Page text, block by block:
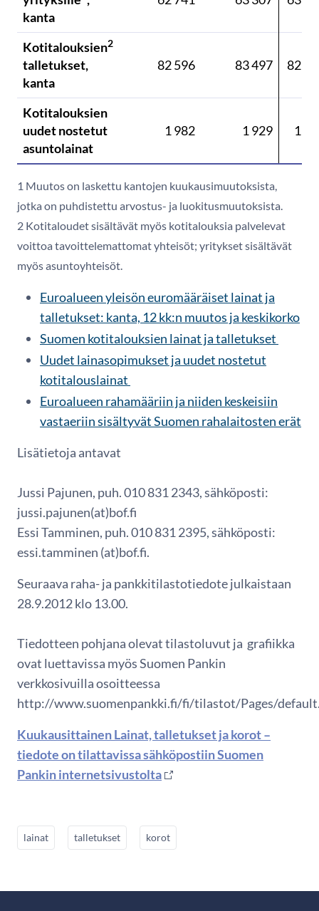
kanta
Kotitalouksien2
talletukset,
kanta
82 596 83 497 82
Kotitalouksien
uudet nostetut
asuntolainat
1 982 1 929 1
1 Muutos on laskettu kantojen kuukausimuutoksista,
jotka on puhdistettu arvostus- ja luokitusmuutoksista.
2 Kotitaloudet sisältävät myös kotitalouksia palvelevat
voittoa tavoittelemattomat yhteisöt; yritykset sisältävät
myös asuntoyhteisöt.
Euroalueen yleisön euromääräiset lainat ja
talletukset: kanta, 12 kk:n muutos ja keskikorko
Suomen kotitalouksien lainat ja talletukset
Uudet lainasopimukset ja uudet nostetut
kotitalouslainat
Euroalueen rahamääriin ja niiden keskeisiin
vastaeriin sisältyvät Suomen rahalaitosten erät
Lisätietoja antavat
Jussi Pajunen, puh. 010 831 2343, sähköposti:
jussi.pajunen(at)bof.fi
Essi Tamminen, puh. 010 831 2395, sähköposti:
essi.tamminen (at)bof.fi.
Seuraava raha- ja pankkitilastotiedote julkaistaan
28.9.2012 klo 13.00.
Tiedotteen pohjana olevat tilastoluvut ja grafiikka
ovat luettavissa myös Suomen Pankin
verkkosivuilla osoitteessa
http://www.suomenpankki.fi/fi/tilastot/Pages/
Kuukausittainen Lainat, talletukset ja korot –
tiedote on tilattavissa sähköpostiin Suomen
Pankin internetsivustolta
lainat talletukset korot